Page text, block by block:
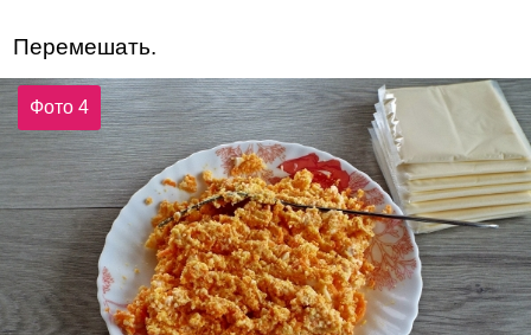
Перемешать.
Фото 4